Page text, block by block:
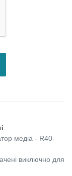
медіа - R40-
виключно для